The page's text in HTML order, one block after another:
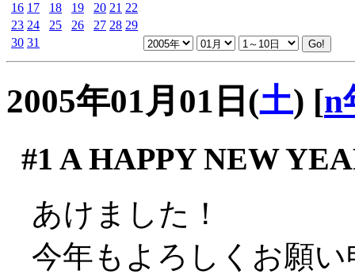
16 17 18 19 20 21 22
23 24 25 26 27 28 29
30 31
2005年01月01日(土) [n
#1 A HAPPY NEW
あけました！
今年もよろしくお願